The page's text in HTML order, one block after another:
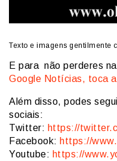
Texto e imagens gentilmente
E para não perderes
Google Notícias, toca
Além disso, podes
sociais:
Twitter: https://
Facebook: https://
Youtube: https://